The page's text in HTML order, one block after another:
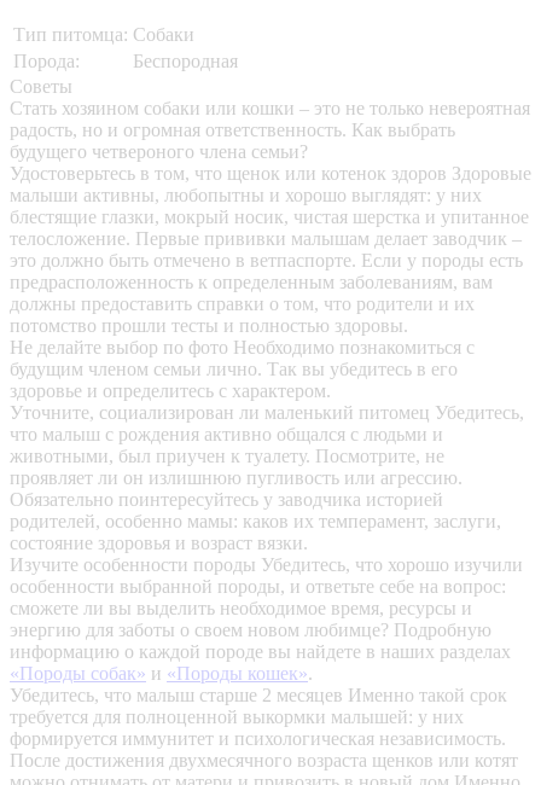
Тип питомца: Собаки
Порода:
Беспородная
Советы
Стать хозяином собаки или кошки – это не только невероятная
радость, но и огромная ответственность. Как выбрать
будущего четвероного члена семьи?
Удостоверьтесь в том, что щенок или котенок здоров Здоровые
малыши активны, любопытны и хорошо выглядят: у них
блестящие глазки, мокрый носик, чистая шерстка и упитанное
телосложение. Первые прививки малышам делает заводчик –
это должно быть отмечено в ветпаспорте. Если у породы есть
предрасположенность к определенным заболеваниям, вам
должны предоставить справки о том, что родители и их
потомство прошли тесты и полностью здоровы.
Не делайте выбор по фото Необходимо познакомиться с
будущим членом семьи лично. Так вы убедитесь в его
здоровье и определитесь с характером.
Уточните, социализирован ли маленький питомец Убедитесь,
что малыш с рождения активно общался с людьми и
животными, был приучен к туалету. Посмотрите, не
проявляет ли он излишнюю пугливость или агрессию.
Обязательно поинтересуйтесь у заводчика историей
родителей, особенно мамы: каков их темперамент, заслуги,
состояние здоровья и возраст вязки.
Изучите особенности породы Убедитесь, что хорошо изучили
особенности выбранной породы, и ответьте себе на вопрос:
сможете ли вы выделить необходимое время, ресурсы и
энергию для заботы о своем новом любимце? Подробную
информацию о каждой породе вы найдете в наших разделах
«Породы собак» и «Породы кошек».
Убедитесь, что малыш старше 2 месяцев Именно такой срок
требуется для полноценной выкормки малышей: у них
формируется иммунитет и психологическая независимость.
После достижения двухмесячного возраста щенков или котят